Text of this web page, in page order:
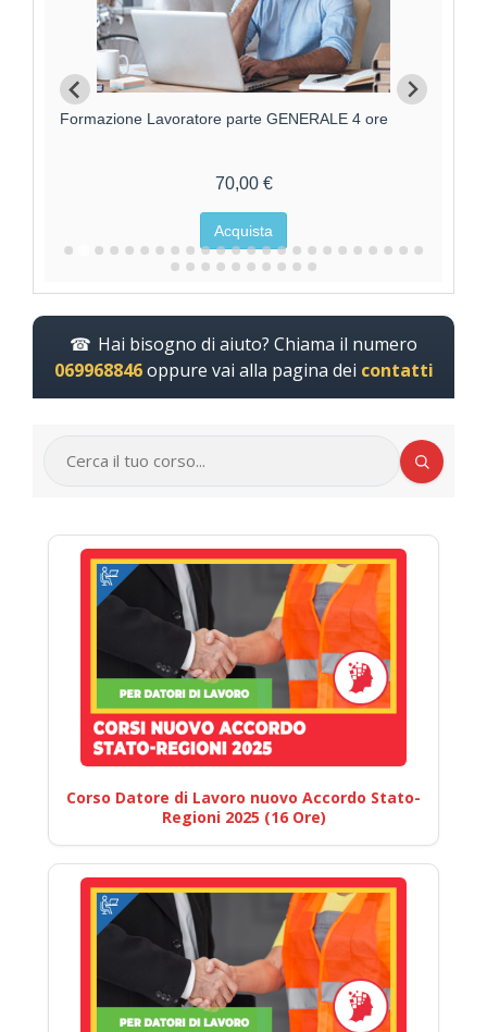
Formazione Lavoratore parte GENERALE 4 ore
70,00 €
Acquista
Hai bisogno di aiuto? Chiama il numero
069968846oppure vai alla pagina dei contatti
Corso Datore di Lavoro nuovo Accordo Stato-
Regioni 2025 (16 Ore)